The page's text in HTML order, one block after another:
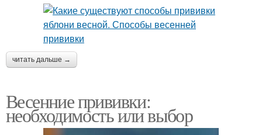
читать дальше →
Весенние прививки:
необходимость или выбор